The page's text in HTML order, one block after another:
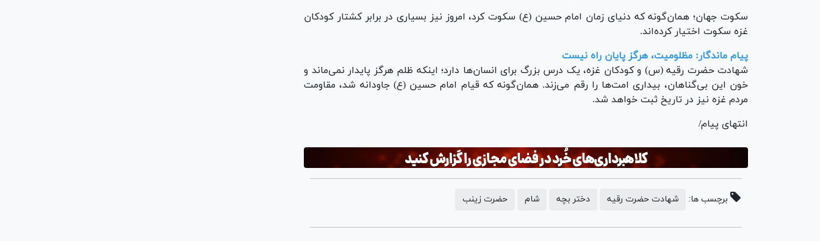
سکوت جهان؛ همان‌گونه که دنیای زمان امام حسین (ع) سکوت کرد، امروز نیز بسیاری در برابر کشتار کودکان
غزه سکوت اختیار کرده‌اند.
پیام ماندگار: مظلومیت، هرگز پایان راه نیست
شهادت حضرت رقیه (س) و کودکان غزه، یک درس بزرگ برای انسان‌ها دارد؛ اینکه ظلم هرگز پایدار نمی‌ماند و
خون این بی‌گناهان، بیداری امت‌ها را رقم می‌زند. همان‌گونه که قیام امام حسین (ع) جاودانه شد، مقاومت
مردم غزه نیز در تاریخ ثبت خواهد شد.
انتهای پیام/
برچسب ها: شهادت حضرت رقیه دختر بچه شام حضرت زینب